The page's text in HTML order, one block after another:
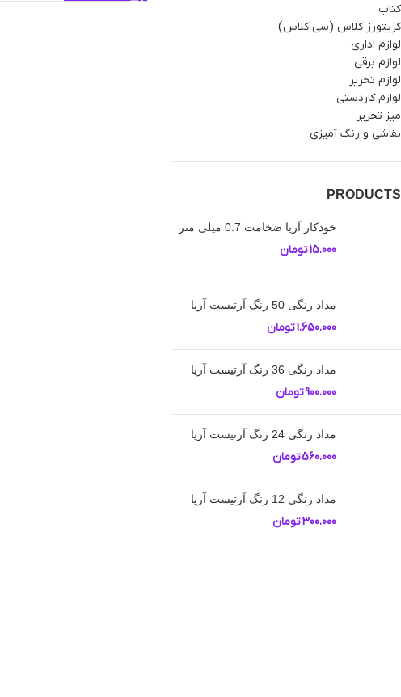
کتاب
کریتورز کلاس (سی کلاس)
لوازم اداری
لوازم برقی
لوازم تحریر
لوازم کاردستی
میز تحریر
نقاشی و رنگ آمیزی
PRODUCTS
خودکار آریا ضخامت 0.7 میلی متر
15.000تومان
مداد رنگی 50 رنگ آرتیست آریا
1.650.000تومان
مداد رنگی 36 رنگ آرتیست آریا
900.000تومان
مداد رنگی 24 رنگ آرتیست آریا
560.000تومان
مداد رنگی 12 رنگ آرتیست آریا
300.000تومان